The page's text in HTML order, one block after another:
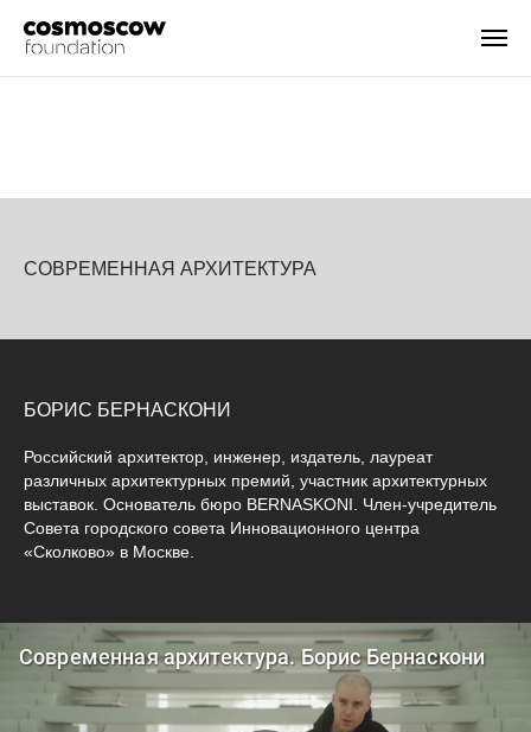
СОВРЕМЕННАЯ АРХИТЕКТУРА
БОРИС БЕРНАСКОНИ
Российский архитектор, инженер, издатель, лауреат
различных архитектурных премий, участник архитектурных
выставок. Основатель бюро BERNASKONI. Член-учредитель
Совета городского совета Инновационного центра
«Сколково» в Москве.